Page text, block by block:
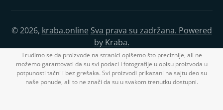
© 2026, kraba.online Sva prava su zadržana. Powered
by Kraba.
Trudimo se da proizvode na stranici opišemo što preciznije, ali ne
možemo garantovati da su svi podaci i fotografije u opisu proizvoda u
potpunosti tačni i bez grešaka. Svi proizvodi prikazani na sajtu deo su
naše ponude, ali to ne znači da su u svakom trenutku dostupni.